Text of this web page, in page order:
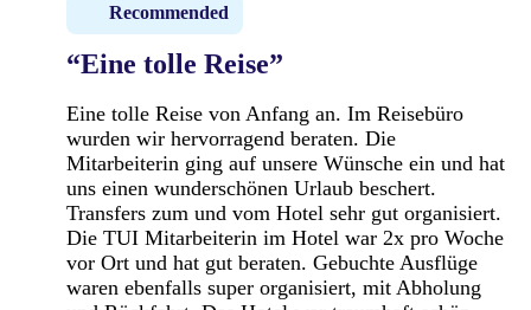
Recommended
“Eine tolle Reise”
Eine tolle Reise von Anfang an. Im Reisebüro
wurden wir hervorragend beraten. Die
Mitarbeiterin ging auf unsere Wünsche ein und hat
uns einen wunderschönen Urlaub beschert.
Transfers zum und vom Hotel sehr gut organisiert.
Die TUI Mitarbeiterin im Hotel war 2x pro Woche
vor Ort und hat gut beraten. Gebuchte Ausflüge
waren ebenfalls super organisiert, mit Abholung